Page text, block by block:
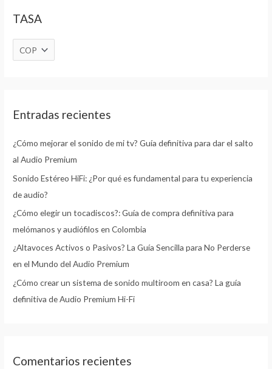
TASA
Entradas recientes
¿Cómo mejorar el sonido de mi tv? Guía definitiva para dar el salto
al Audio Premium
Sonido Estéreo HiFi: ¿Por qué es fundamental para tu experiencia
de audio?
¿Cómo elegir un tocadiscos?: Guía de compra definitiva para
melómanos y audiófilos en Colombia
¿Altavoces Activos o Pasivos? La Guía Sencilla para No Perderse
en el Mundo del Audio Premium
¿Cómo crear un sistema de sonido multiroom en casa? La guía
definitiva de Audio Premium Hi-Fi
Comentarios recientes